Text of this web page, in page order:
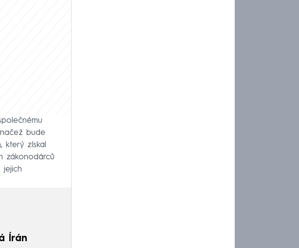
bude
který získal
zákonodárců
jejich
Írán